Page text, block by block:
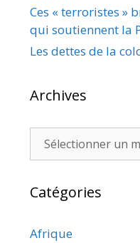
Ces « terroristes »
qui soutiennent la
Les dettes de la
Archives
Archives
Catégories
Afrique